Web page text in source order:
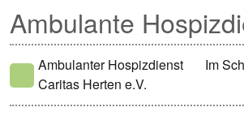
Ambulante
Ambulanter Hospizdienst
Caritas Herten e.V.
Im